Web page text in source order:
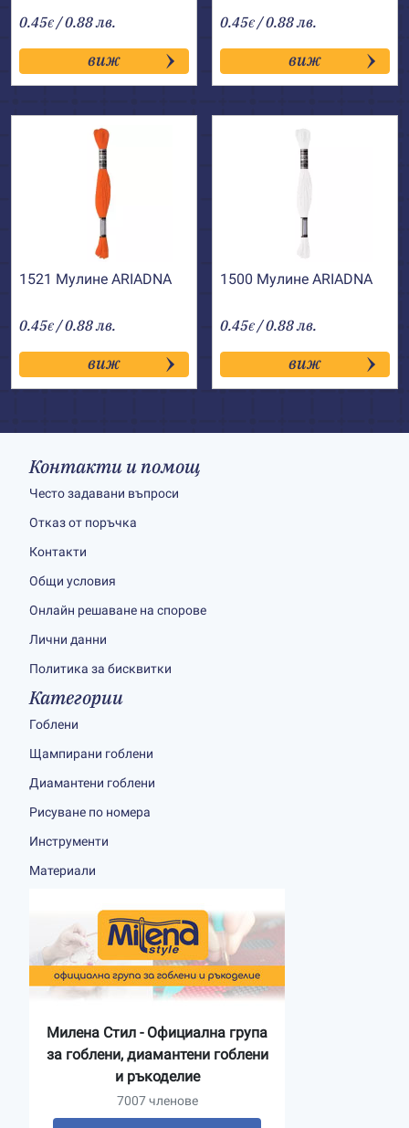
0.45€ / 0.88 лв.
виж
0.45€ / 0.88 лв.
виж
1521 Мулине АRIADNA
0.45€ / 0.88 лв.
виж
1500 Мулине АRIADNA
0.45€ / 0.88 лв.
виж
Контакти и помощ
Често задавани въпроси
Отказ от поръчка
Контакти
Общи условия
Онлайн решаване на спорове
Лични данни
Политика за бисквитки
Категории
Гоблени
Щампирани гоблени
Диамантени гоблени
Рисуване по номера
Инструменти
Материали
Милена Стил - Официална група
за гоблени, диамантени гоблени
и ръкоделие
7007 членове